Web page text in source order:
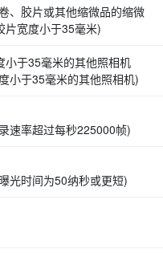
、胶片或其他缩微品的缩微
片宽度小于35毫米)
小于35毫米的其他照相机
小于35毫米的其他照相机)
速率超过每秒225000帧)
光时间为50纳秒或更短)